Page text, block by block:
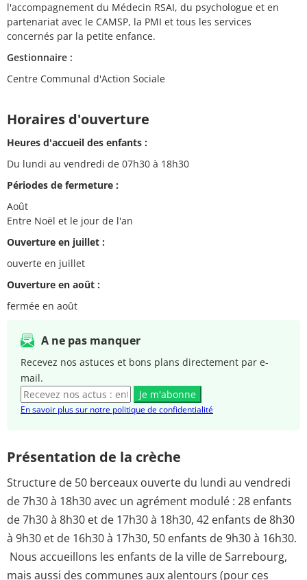
l'accompagnement du Médecin RSAI, du psychologue et en
partenariat avec le CAMSP, la PMI et tous les services
concernés par la petite enfance.
Gestionnaire :
Centre Communal d'Action Sociale
Horaires d'ouverture
Heures d'accueil des enfants :
Du lundi au vendredi de 07h30 à 18h30
Périodes de fermeture :
Août
Entre Noël et le jour de l'an
Ouverture en juillet :
ouverte en juillet
Ouverture en août :
fermée en août
A ne pas manquer
Recevez nos astuces et bons plans directement par e-
mail.
Je m'abonne
En savoir plus sur notre politique de confidentialité
Présentation de la crèche
Structure de 50 berceaux ouverte du lundi au vendredi
de 7h30 à 18h30 avec un agrément modulé : 28 enfants
de 7h30 à 8h30 et de 17h30 à 18h30, 42 enfants de 8h30
à 9h30 et de 16h30 à 17h30, 50 enfants de 9h30 à 16h30.
Nous accueillons les enfants de la ville de Sarrebourg,
mais aussi des communes aux alentours (pour ces